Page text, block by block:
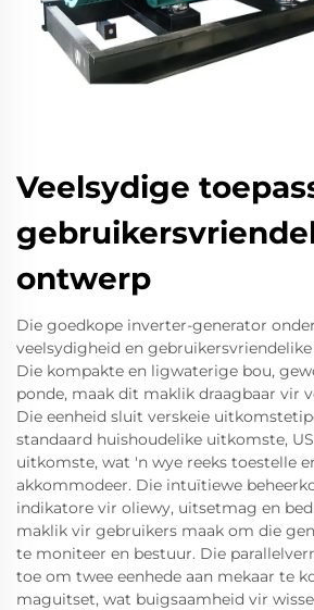
Veelsydige
ontwerp
Die goedkope inverter-generator
veelsydigheid en
Die kompakte en ligwaterige bou,
ponde, maak dit maklik draagbaar vir
Die eenheid sluit verskeie
standaard huishoudelike uitkomste,
uitkomste, wat 'n wye reeks toestelle
akkommodeer. Die intuïtiewe
indikatore vir oliewy, uitsetmag en
maklik vir gebruikers maak om die
te moniteer en bestuur. Die
toe om twee eenhede aan mekaar te
maguitset, wat buigsaamheid vir